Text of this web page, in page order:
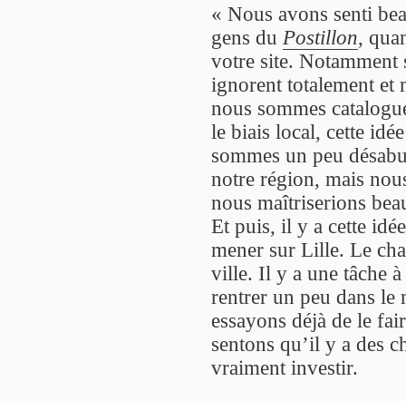
« Nous avons senti
gens du Postillon,
votre site.
ignorent totalement et
nous sommes
le biais local, cette
sommes un peu
notre région, mais
nous maîtriserions
Et puis, il y a cette
mener sur Lille. Le
ville. Il y a une tâche
rentrer un peu dans le
essayons déjà de le
sentons qu’il y a des
vraiment investir.